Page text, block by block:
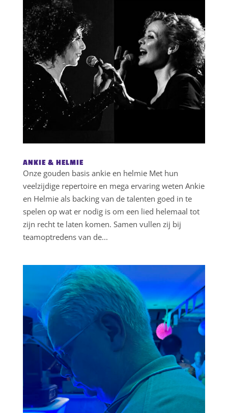
ANKIE & HELMIE
Onze gouden basis ankie en helmie Met hun
veelzijdige repertoire en mega ervaring weten Ankie
en Helmie als backing van de talenten goed in te
spelen op wat er nodig is om een lied helemaal tot
zijn recht te laten komen. Samen vullen zij bij
teamoptredens van de...